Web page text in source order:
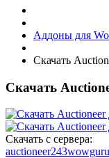
Аддоны для
Скачать
Скачать
Скачать с сервера: